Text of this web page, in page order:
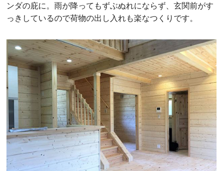
ンダの庇に。雨が降ってもずぶぬれにならず、玄関前がす
っきしているので荷物の出し入れも楽なつくりです。